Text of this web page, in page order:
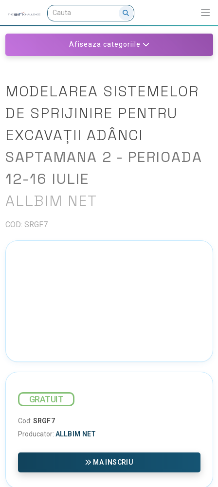
Afiseaza categoriile
MODELAREA SISTEMELOR
DE SPRIJINIRE PENTRU
EXCAVAȚII ADÂNCI
SAPTAMANA 2 - PERIOADA
12-16 IULIE
ALLBIM NET
COD: SRGF7
GRATUIT
Cod: SRGF7
Producator: ALLBIM NET
MA INSCRIU